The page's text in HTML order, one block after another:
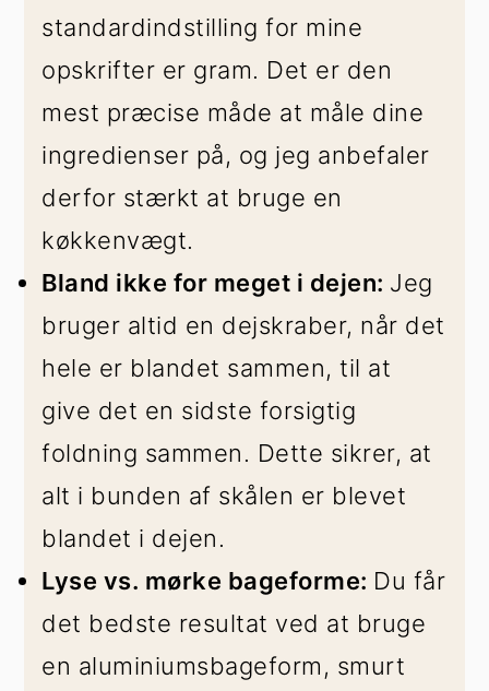
standardindstilling for mine
opskrifter er gram. Det er den
mest præcise måde at måle dine
ingredienser på, og jeg anbefaler
derfor stærkt at bruge en
køkkenvægt.
Bland ikke for meget i dejen: Jeg
bruger altid en dejskraber, når det
hele er blandet sammen, til at
give det en sidste forsigtig
foldning sammen. Dette sikrer, at
alt i bunden af skålen er blevet
blandet i dejen.
Lyse vs. mørke bageforme: Du får
det bedste resultat ved at bruge
en aluminiumsbageform, smurt